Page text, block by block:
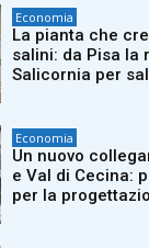
Economia
La pianta che
salini: da Pisa la
Salicornia per
Economia
Un nuovo
e Val di Cecina:
per la